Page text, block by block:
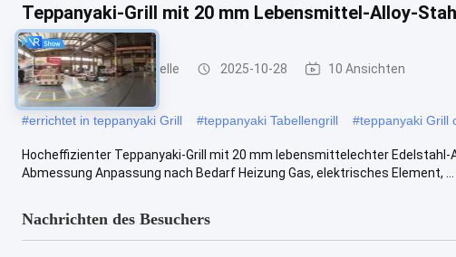
Teppanyaki-Grill mit 20 mm Lebensmittel-Alloy-
Teppanyaki-Grill-Tabelle 2025-10-28 10 Ansichten
#errichtet in teppanyaki Grill #teppanyaki Tabellengrill #teppanyaki Grill
Hocheffizienter Teppanyaki-Grill mit 20 mm lebensmittelechter
Abmessung Anpassung nach Bedarf Heizung Gas, elektrisches Element, ...
Nachrichten des Besuchers